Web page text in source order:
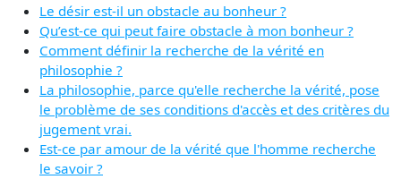
Le désir est-il un obstacle au bonheur ?
Qu’est-ce qui peut faire obstacle à mon bonheur ?
Comment définir la recherche de la vérité en
philosophie ?
La philosophie, parce qu'elle recherche la vérité, pose
le problème de ses conditions d'accès et des critères du
jugement vrai.
Est-ce par amour de la vérité que l'homme recherche
le savoir ?